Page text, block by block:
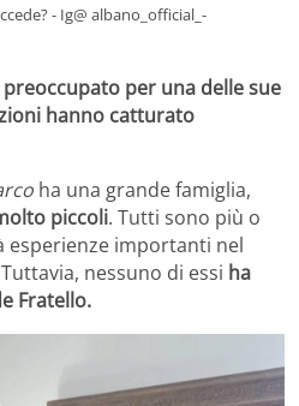
- Ig@ albano_official_-
per una delle sue
hanno catturato
ha una grande famiglia,
piccoli. Tutti sono più o
esperienze importanti nel
nessuno di essi ha
Fratello.